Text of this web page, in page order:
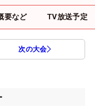
要など TV放送予定
次の大会